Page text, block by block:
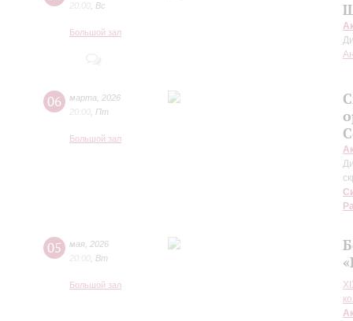
20:00 Вс
Большой зал
06 марта
2026
20:00 Пт
Большой зал
05 мая 2026
20:00 Вт
Большой зал